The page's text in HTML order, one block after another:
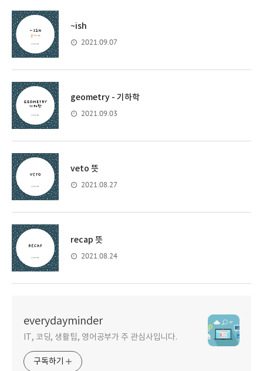
~ish
2021.09.07
geometry - 기하학
2021.09.03
veto 뜻
2021.08.27
recap 뜻
2021.08.24
everydayminder
IT, 코딩, 생활팁, 영어공부가 주 관심사입니다.
구독하기